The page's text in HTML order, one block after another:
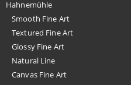
Hahnemühle
Smooth Fine Art
Textured Fine Art
Glossy Fine Art
Natural Line
Canvas Fine Art